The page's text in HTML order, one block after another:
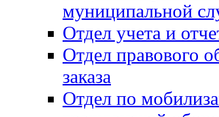
муниципальной
Отдел учета и
Отдел правового
заказа
Отдел по